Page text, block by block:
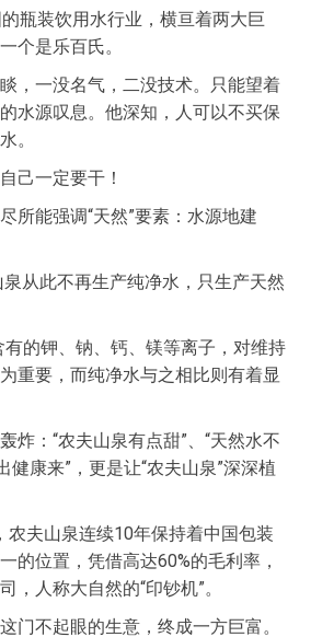
瓶装饮用水行业，横亘着两大巨
个是乐百氏。
，一没名气，二没技术。只能望着
水源叹息。他深知，人可以不买保
。
己一定要干！
所能强调“天然”要素：水源地建
从此不再生产纯净水，只生产天然
有的钾、钠、钙、镁等离子，对维持
重要，而纯净水与之相比则有着显
炸：“农夫山泉有点甜”、“天然水不
健康来”，更是让“农夫山泉”深深植
农夫山泉连续10年保持着中国包装
的位置，凭借高达60%的毛利率，
，人称大自然的“印钞机”。
门不起眼的生意，终成一方巨富。